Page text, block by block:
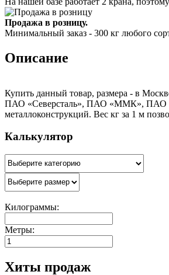
Продажа в розницу.
Минимальный заказ - 300 кг любого
Описание
Купить данный товар, размера - в
ПАО «Северсталь», ПАО «ММК», ПАО
металлоконструкций. Вес кг за 1 м
Калькулятор
Килограммы:
Метры:
Хиты продаж